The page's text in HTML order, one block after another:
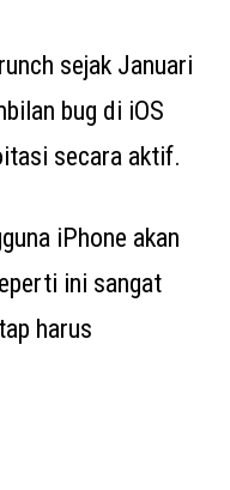
sejak Januari
bug di iOS
secara aktif.
iPhone akan
ini sangat
harus